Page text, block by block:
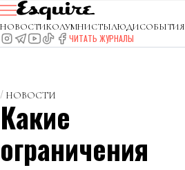
НОВОСТИКОЛУМНИСТЫЛЮДИСОБЫТИЯ
ЧИТАТЬ ЖУРНАЛЫ
НОВОСТИ
Какие
ограничения